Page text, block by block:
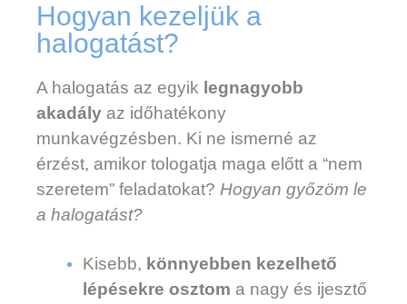
Hogyan kezeljük a
halogatást?
A halogatás az egyik legnagyobb
akadály az időhatékony
munkavégzésben. Ki ne ismerné az
érzést, amikor tologatja maga előtt a “nem
szeretem” feladatokat? Hogyan győzöm le
a halogatást?
Kisebb, könnyebben kezelhető
lépésekre osztom a nagy és ijesztő